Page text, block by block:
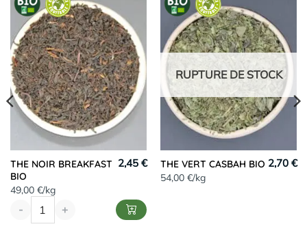
THE NOIR BREAKFAST
BIO
49,00 €/kg
2,45 €
- +
RUPTURE DE STOCK
THE VERT CASBAH BIO
54,00 €/kg
2,70 €